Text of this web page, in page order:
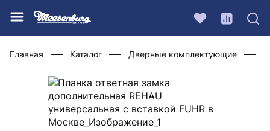
Главная Каталог Дверные комплектующие